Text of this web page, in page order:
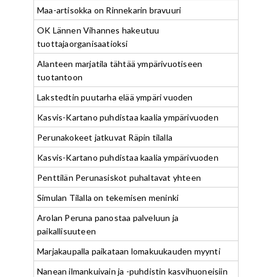
Maa-artisokka on Rinnekarin bravuuri
OK Lännen Vihannes hakeutuu
tuottajaorganisaatioksi
Alanteen marjatila tähtää ympärivuotiseen
tuotantoon
Lakstedtin puutarha elää ympäri vuoden
Kasvis-Kartano puhdistaa kaalia ympärivuoden
Perunakokeet jatkuvat Räpin tilalla
Kasvis-Kartano puhdistaa kaalia ympärivuoden
Penttilän Perunasiskot puhaltavat yhteen
Simulan Tilalla on tekemisen meninki
Arolan Peruna panostaa palveluun ja
paikallisuuteen
Marjakaupalla paikataan lomakuukauden myynti
Nanean ilmankuivain ja -puhdistin kasvihuoneisiin